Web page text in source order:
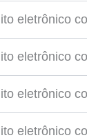
eletrônico
eletrônico
eletrônico
eletrônico